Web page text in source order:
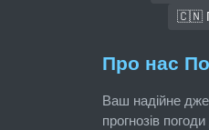
🇨🇳
Про нас
Ваш надійне
прогнозів